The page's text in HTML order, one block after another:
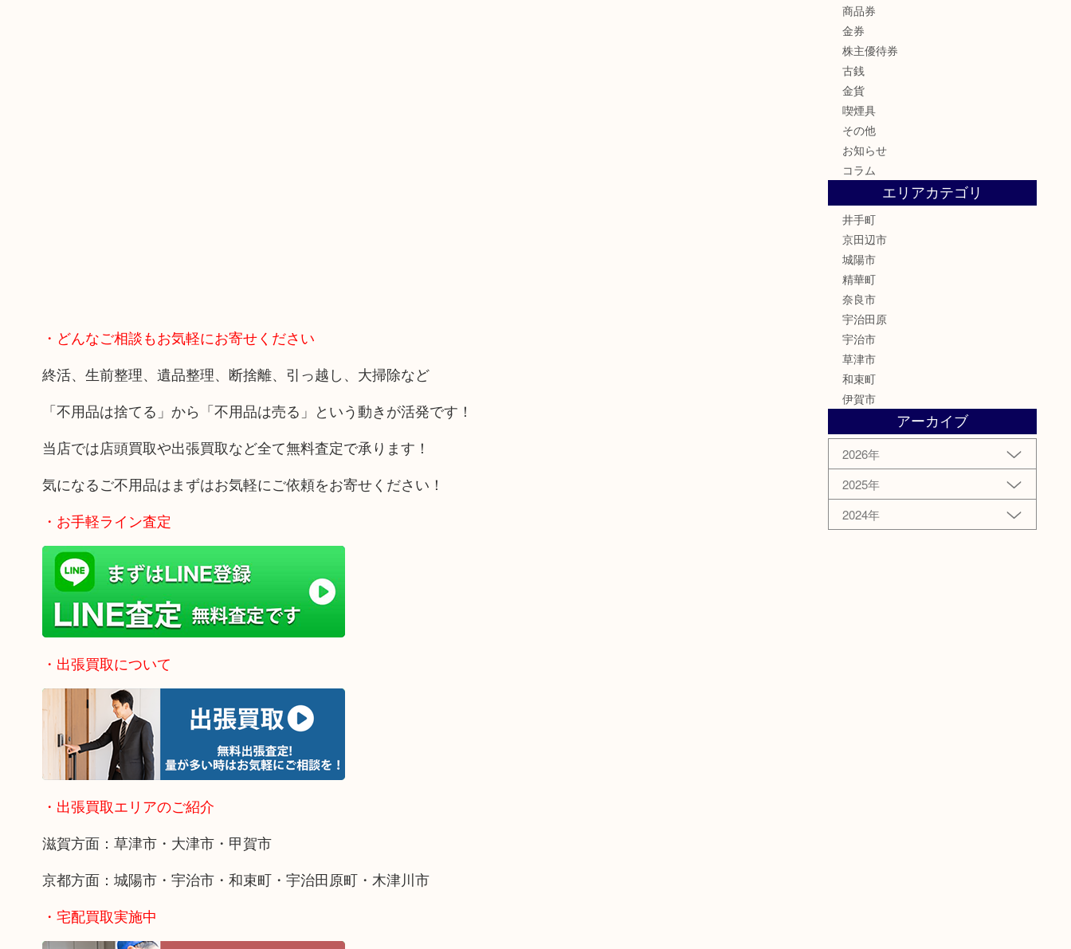
・どんなご相談もお気軽にお寄せください
終活、生前整理、遺品整理、断捨離、引っ越し、大掃除など
「不用品は捨てる」から「不用品は売る」という動きが活発です！
当店では店頭買取や出張買取など全て無料査定で承ります！
気になるご不用品はまずはお気軽にご依頼をお寄せください！
・お手軽ライン査定
・出張買取について
・出張買取エリアのご紹介
滋賀方面：草津市・大津市・甲賀市
京都方面：城陽市・宇治市・和束町・宇治田原町・木津川市
・宅配買取実施中
商品券
金券
株主優待券
古銭
金貨
喫煙具
その他
お知らせ
コラム
エリアカテゴリ
井手町
京田辺市
城陽市
精華町
奈良市
宇治田原
宇治市
草津市
和束町
伊賀市
アーカイブ
2026年
2025年
2024年